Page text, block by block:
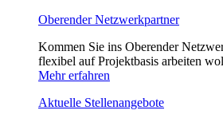
Oberender Netzwerkpartner
Kommen Sie ins Oberender
flexibel auf Projektbasis arbeiten
Mehr erfahren
Aktuelle Stellenangebote